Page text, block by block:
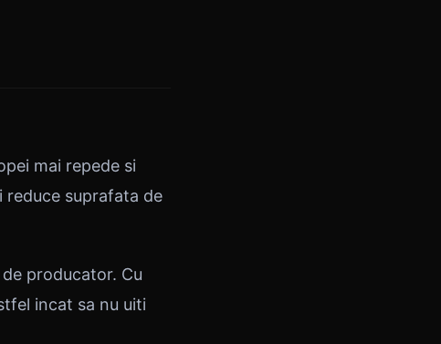
mai repede si
reduce suprafata de
producator. Cu
incat sa nu uiti